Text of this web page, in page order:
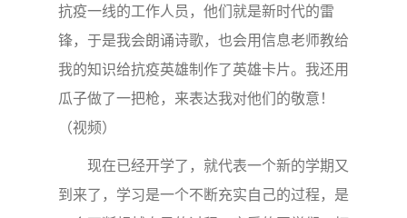
抗疫一线的工作人员，他们就是新时代的雷
锋，于是我会朗诵诗歌，也会用信息老师教给
我的知识给抗疫英雄制作了英雄卡片。我还用
瓜子做了一把枪，来表达我对他们的敬意！
（视频）
现在已经开学了，就代表一个新的学期又
到来了，学习是一个不断充实自己的过程，是